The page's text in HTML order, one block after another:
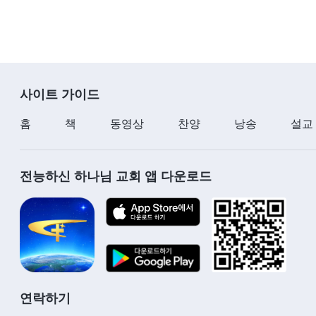
사이트 가이드
홈 책 동영상 찬양 낭송 설교
전능하신 하나님 교회 앱 다운로드
연락하기